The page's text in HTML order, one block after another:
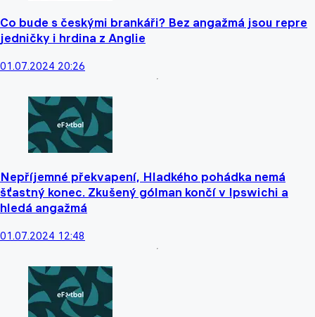
Co bude s českými brankáři? Bez angažmá jsou repre
jedničky i hrdina z Anglie
01.07.2024 20:26
Nepříjemné překvapení, Hladkého pohádka nemá
šťastný konec. Zkušený gólman končí v Ipswichi a
hledá angažmá
01.07.2024 12:48